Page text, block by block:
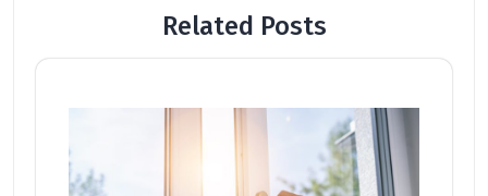
Related Posts